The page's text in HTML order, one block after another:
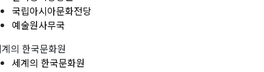
국립아시아문화전당
예술원사무국
의 한국문화원
세계의 한국문화원